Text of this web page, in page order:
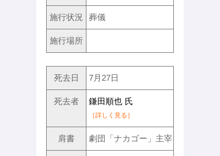
施行状況 葬儀
施行場所
死去日 7月27日
死去者 鎌田順也 氏
［詳しく見る］
肩書 劇団「ナカゴー」主宰